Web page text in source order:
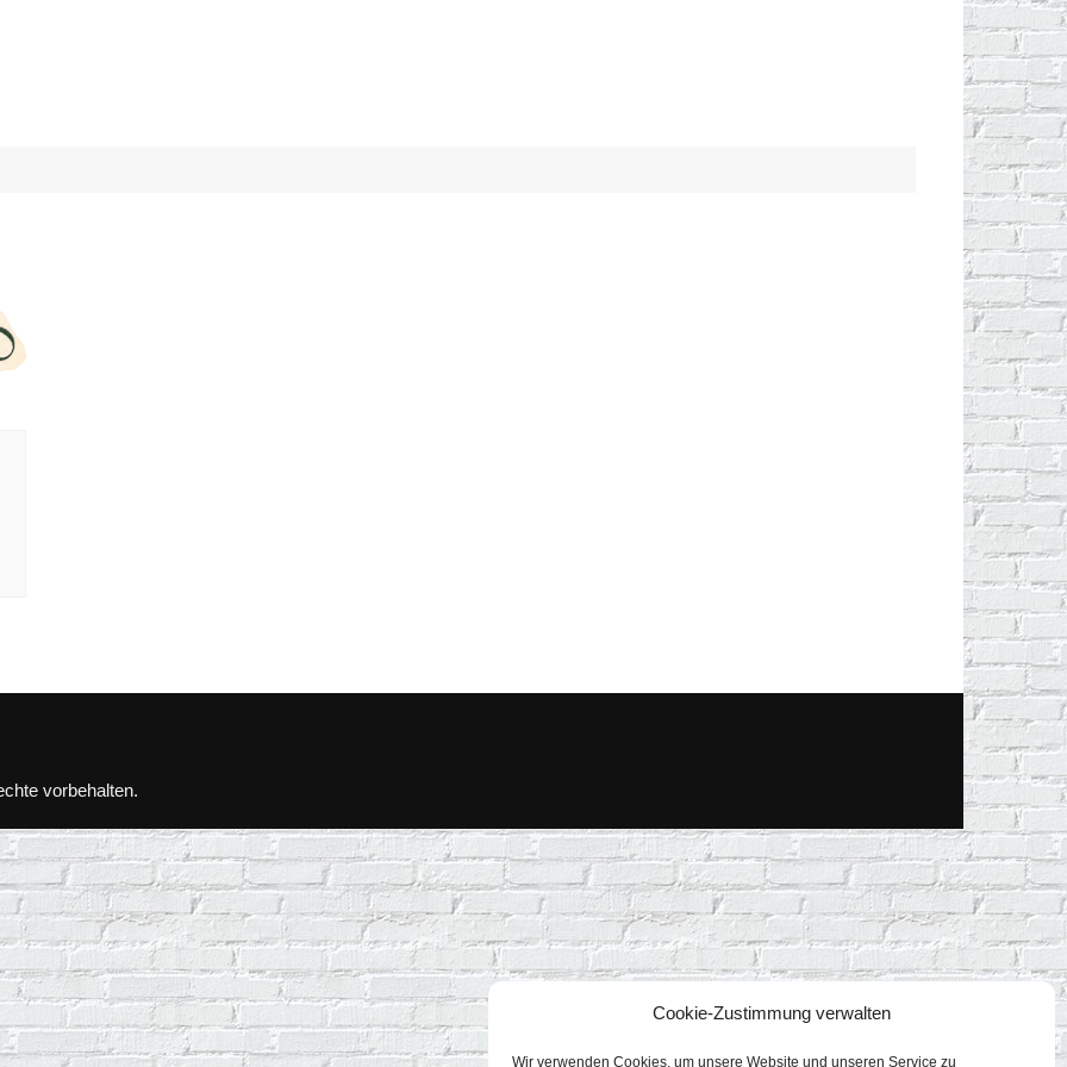
vorbehalten.
Cookie-Zustimmung verwalten
Wir verwenden Cookies, um unsere Website und unseren Service zu